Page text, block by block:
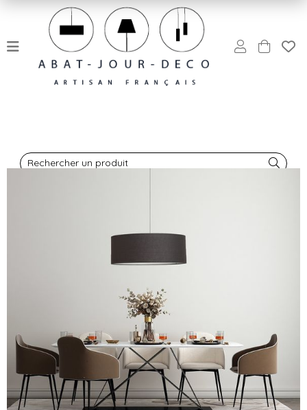
Rechercher un produit